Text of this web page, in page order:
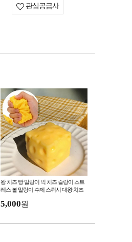
관심공급사
왕 치즈 빵 말랑이 빅 치즈 슬랑이 스트
레스 볼 말랑이 수제 스퀴시 대왕 치즈
5,000원